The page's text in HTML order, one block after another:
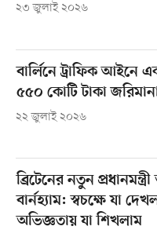
২৩ জুলাই ২০২৬
বার্লিনে ট্রাফিক আইনে
৫৫০ কোটি টাকা
২২ জুলাই ২০২৬
ব্রিটেনের নতুন প্রধানমন্ত্রী
বার্নহ্যাম: স্বচক্ষে যা
অভিজ্ঞতায় যা শিখলাম